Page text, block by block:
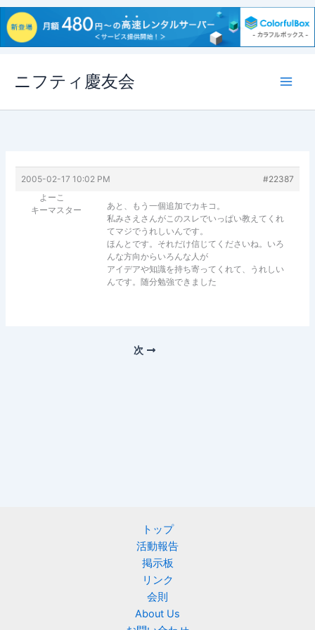
ス
ニフティ慶友会
2005-02-17 10:02 PM
#22387
よーこ
キーマスター
あと、もう一個追加でカキコ。
私みさえさんがこのスレでいっぱい教えてくれ
てマジでうれしいんです。
ほんとです。それだけ信じてくださいね。いろ
んな方向からいろんな人が
アイデアや知識を持ち寄ってくれて、うれしい
んです。随分勉強できました
次
トップ
活動報告
掲示板
リンク
会則
About Us